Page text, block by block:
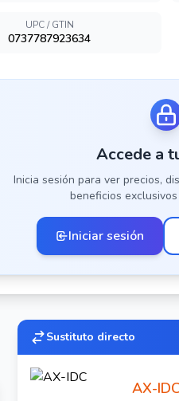
UPC / GTIN
0737787923634
Accede a
Inicia sesión para ver precios,
beneficios
Iniciar sesión
Sustituto directo
AX-